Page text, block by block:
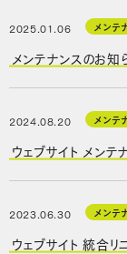
2025.01.06 メンテ
メンテナンスのお知
2024.08.20 メンテ
ウェブサイト メンテ
2023.06.30 メンテ
ウェブサイト 統合